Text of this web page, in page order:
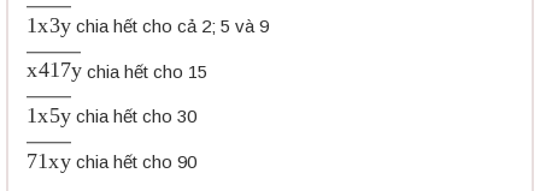
1x3y ―
chia hết cho cả 2; 5 và 9
x417y ―
chia hết cho 15
1x5y ―
chia hết cho 30
71xy ―
chia hết cho 90